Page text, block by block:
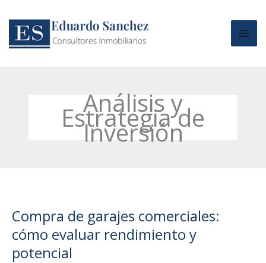
contenido
Análisis y
Estrategia de
Inversión
Compra de garajes comerciales:
cómo evaluar rendimiento y
potencial